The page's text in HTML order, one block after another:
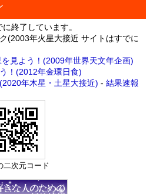
終了しています。
(2003年火星大接近 サイトはすでに
見よう！(2009年世界天文年企画)
！(2012年金環日食)
年木星・土星大接近) - 結果速報
二次元コード